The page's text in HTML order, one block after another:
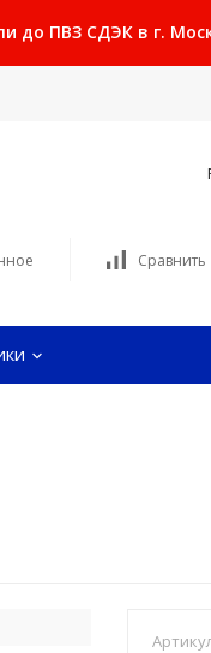
до ПВЗ СДЭК в г.
Сравнить